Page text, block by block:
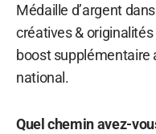
Médaille d’argent
créatives &
boost supplémentaire
national.
Quel chemin avez-